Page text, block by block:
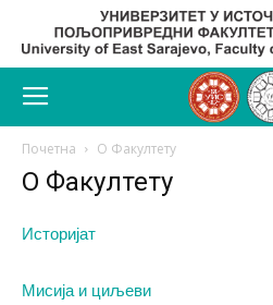
Почетна О Факултету
О Факултету
Историјат
Мисија и циљеви